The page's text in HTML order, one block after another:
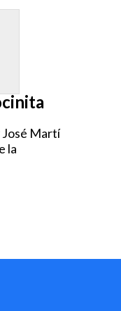
José Martí
la